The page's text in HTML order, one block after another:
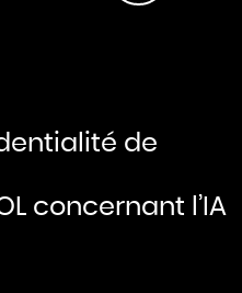
de
concernant l’IA